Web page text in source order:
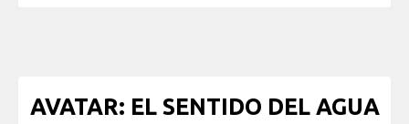
AVATAR: EL SENTIDO DEL AGUA